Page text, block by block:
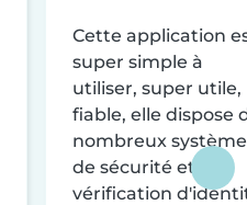
Cette application
super simple à
utiliser, super utile,
fiable, elle dispose
nombreux
de sécurité et de
vérification